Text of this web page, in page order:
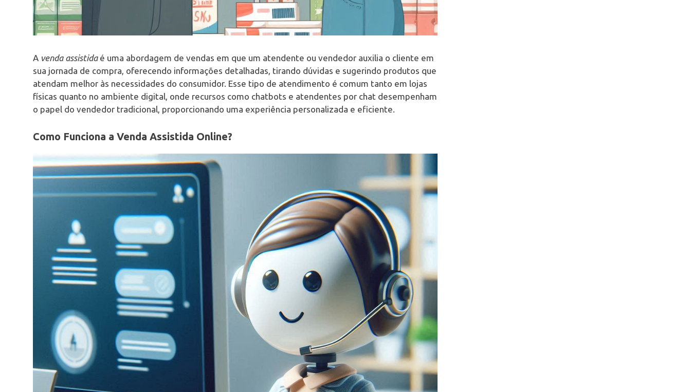
A venda assistidaé uma abordagem de vendas em que um atendente ou vendedor auxilia o cliente em
sua jornada de compra, oferecendo informações detalhadas, tirando dúvidas e sugerindo produtos que
atendam melhor às necessidades do consumidor. Esse tipo de atendimento é comum tanto em lojas
físicas quanto no ambiente digital, onde recursos como chatbots e atendentes por chat desempenham
o papel do vendedor tradicional, proporcionando uma experiência personalizada e eficiente.
Como Funciona a Venda Assistida Online?